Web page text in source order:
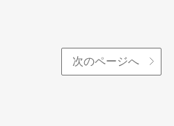
次のページへ